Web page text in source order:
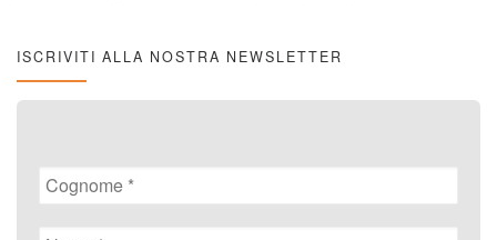
ISCRIVITI ALLA NOSTRA NEWSLETTER